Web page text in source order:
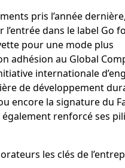
pris l’année
dans le label Go
pour une mode plus
adhésion au Global
internationale
de développement
encore la signature du
renforcé ses
les clés de